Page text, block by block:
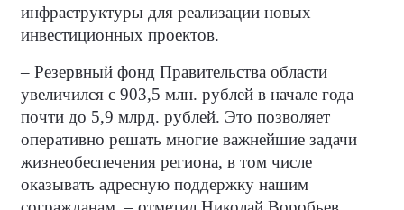
инфраструктуры для реализации новых
инвестиционных проектов.
– Резервный фонд Правительства области
увеличился с 903,5 млн. рублей в начале года
почти до 5,9 млрд. рублей. Это позволяет
оперативно решать многие важнейшие задачи
жизнеобеспечения региона, в том числе
оказывать адресную поддержку нашим